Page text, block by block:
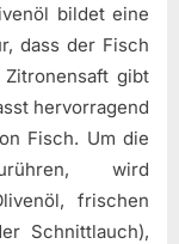
bildet eine
dass der Fisch
gibt
hervorragend
Fisch. Um die
wird
frischen
Schnittlauch),